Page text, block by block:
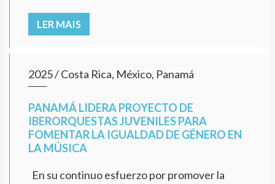
LER MAIS
2025/Costa Rica, México, Panamá
PANAMÁ LIDERA PROYECTO DE
IBERORQUESTAS JUVENILES PARA
FOMENTAR LA IGUALDAD DE GÉNERO EN
LA MÚSICA
En su continuo esfuerzo por promover la